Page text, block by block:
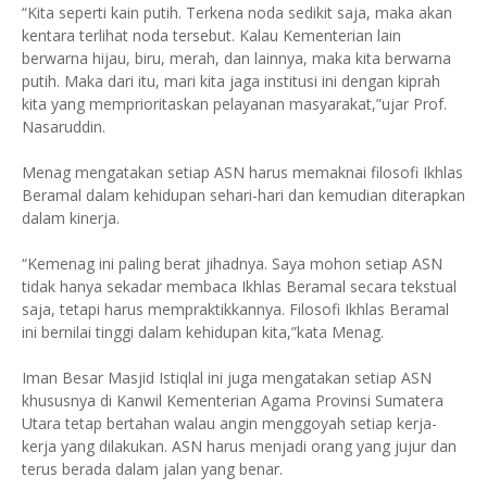
“Kita seperti kain putih. Terkena noda sedikit saja, maka akan
kentara terlihat noda tersebut. Kalau Kementerian lain
berwarna hijau, biru, merah, dan lainnya, maka kita berwarna
putih. Maka dari itu, mari kita jaga institusi ini dengan kiprah
kita yang memprioritaskan pelayanan masyarakat,”ujar Prof.
Nasaruddin.
Menag mengatakan setiap ASN harus memaknai filosofi Ikhlas
Beramal dalam kehidupan sehari-hari dan kemudian diterapkan
dalam kinerja.
“Kemenag ini paling berat jihadnya. Saya mohon setiap ASN
tidak hanya sekadar membaca Ikhlas Beramal secara tekstual
saja, tetapi harus mempraktikkannya. Filosofi Ikhlas Beramal
ini bernilai tinggi dalam kehidupan kita,”kata Menag.
Iman Besar Masjid Istiqlal ini juga mengatakan setiap ASN
khususnya di Kanwil Kementerian Agama Provinsi Sumatera
Utara tetap bertahan walau angin menggoyah setiap kerja-
kerja yang dilakukan. ASN harus menjadi orang yang jujur dan
terus berada dalam jalan yang benar.